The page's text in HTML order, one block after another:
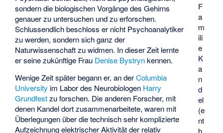
F
a
m
ili
e
K
a
n
d
el
(e
nt
h
sondern die biologischen Vorgänge des Gehirns
genauer zu untersuchen und zu erforschen.
Schlussendlich beschloss er nicht Psychoanalytiker
zu werden, sondern sich ganz der
Naturwissenschaft zu widmen. In dieser Zeit lernte
er seine zukünftige Frau Denise Bystrynkennen.
Wenige Zeit später begann er, an derColumbia
University im Labor des Neurobiologen Harry
Grundfestzu forschen. Die anderen Forscher, mit
denen Kandel dort zusammenarbeitete, waren mit
Überlegungen über die technisch sehr komplizierte
Aufzeichnung elektrischer Aktivität der relativ